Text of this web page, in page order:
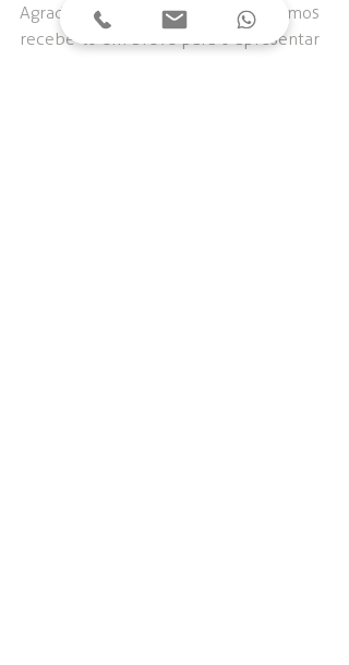
Agradecemos por assistir e esperamos
recebê-lo em breve para o apresentar